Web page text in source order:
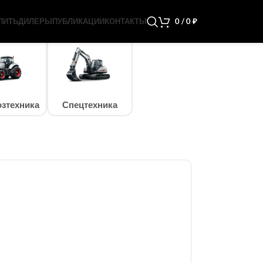
ДИЛЕРЫПУБЛИКАЦИИКОНТАКТЫ 0/0₽
Спецтехника